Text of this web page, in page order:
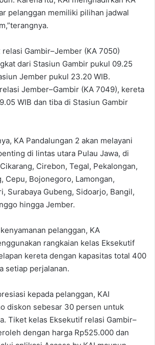
pelanggan memiliki pilihan jadwal
relasi Gambir–Jember (KA 7050)
dari Stasiun Gambir pukul 09.25
Jember pukul 23.20 WIB.
Jember–Gambir (KA 7049), kereta
WIB dan tiba di Stasiun Gambir
KA Pandalungan 2 akan melayani
di lintas utara Pulau Jawa, di
Cirebon, Tegal, Pekalongan,
Cepu, Bojonegoro, Lamongan,
Surabaya Gubeng, Sidoarjo, Bangil,
hingga Jember.‎
pelanggan, KA
rangkaian kelas Eksekutif
kereta dengan kapasitas total 400
setiap perjalanan.
kepada pelanggan, KAI
diskon sebesar 30 persen untuk
Tiket kelas Eksekutif relasi Gambir–
dengan harga Rp525.000 dan